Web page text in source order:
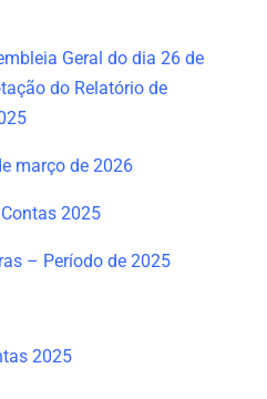
Geral do dia 26 de
do Relatório de
março de 2026
2025
– Período de 2025
2025